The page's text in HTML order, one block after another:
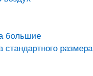
большие
размера